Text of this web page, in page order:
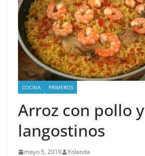
COCINA PRIMEROS
Arroz con pollo y
langostinos
mayo 5, 2019 Yolanda